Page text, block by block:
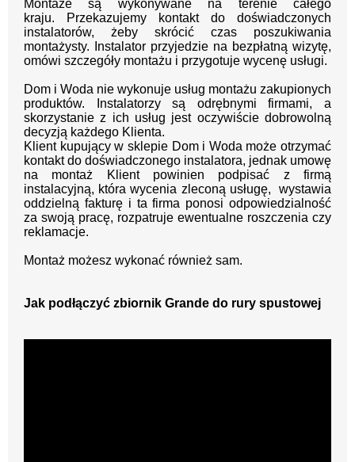
Montaże są wykonywane na terenie całego
kraju.
Przekazujemy kontakt do doświadczonych
instalatorów, żeby skrócić czas poszukiwania
montażysty.
Instalator przyjedzie na bezpłatną wizytę,
omówi szczegóły montażu i przygotuje wycenę usługi.
Dom i Woda nie wykonuje usług montażu zakupionych
produktów. Instalatorzy są odrębnymi firmami, a
skorzystanie z ich usług jest oczywiście dobrowolną
decyzją każdego Klienta.
Klient kupujący w sklepie Dom i Woda może otrzymać
kontakt do doświadczonego instalatora, jednak umowę
na montaż Klient powinien podpisać z firmą
instalacyjną, która wycenia zleconą usługę, wystawia
oddzielną fakturę i ta firma ponosi odpowiedzialność
za swoją pracę, rozpatruje ewentualne roszczenia czy
reklamacje.
Montaż możesz wykonać również sam.
Jak podłączyć zbiornik Grande do rury spustowej